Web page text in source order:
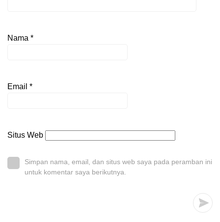
Nama *
Email *
Situs Web
Simpan nama, email, dan situs web saya pada peramban ini
untuk komentar saya berikutnya.